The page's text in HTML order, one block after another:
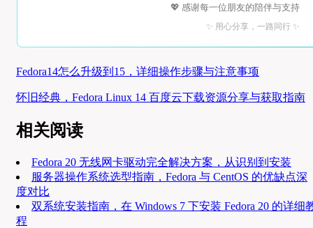
💖 感谢每一位朋友的陪伴与支持
✨ 用心分享，一路同行 ✨
Fedora14怎么升级到15，详细操作步骤与注意事项
怀旧经典，Fedora Linux 14 百度云下载资源分享与获取指南
相关阅读
Fedora 20 无线网卡驱动完全解决方案，从识别到安装
服务器操作系统选型指南，Fedora 与 CentOS 的优缺点深
度对比
双系统安装指南，在 Windows 7 下安装 Fedora 20 的详细
程